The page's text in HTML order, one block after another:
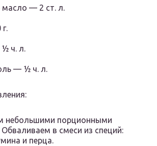
масло — 2 ст. л.
ч. л.
— ½ ч. л.
небольшими порционными
Обваливаем в смеси из специй:
и перца.